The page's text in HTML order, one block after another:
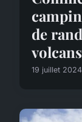
de
19 juillet